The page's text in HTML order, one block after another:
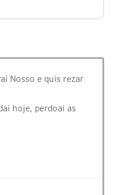
Nosso e quis rezar
hoje, perdoai as